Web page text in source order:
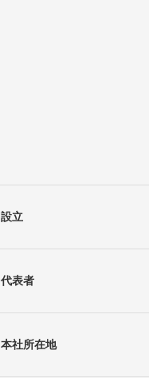
設立
代表者
本社所在地